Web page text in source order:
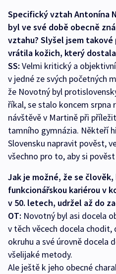
Specifický vztah Antonína
byl ve své době obecně
vztahu? Slyšel jsem
vrátila kožich, který
SS: Velmi kritický a
v jedné ze svých početných
že Novotný byl
říkal, se stalo koncem srpna
návštěvě v Martině při
tamního gymnázia. Někteří
Slovensku napravit pověst,
všechno pro to, aby si
Jak je možné, že se
funkcionářskou kariérou v
v 50. letech, udržel až do
OT: Novotný byl asi docela
v těch věcech docela chodit,
okruhu a své úrovně docela
všelijaké metody.
Ale ještě k jeho obecné